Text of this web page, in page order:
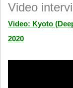
Video
Video: Kyoto
2020